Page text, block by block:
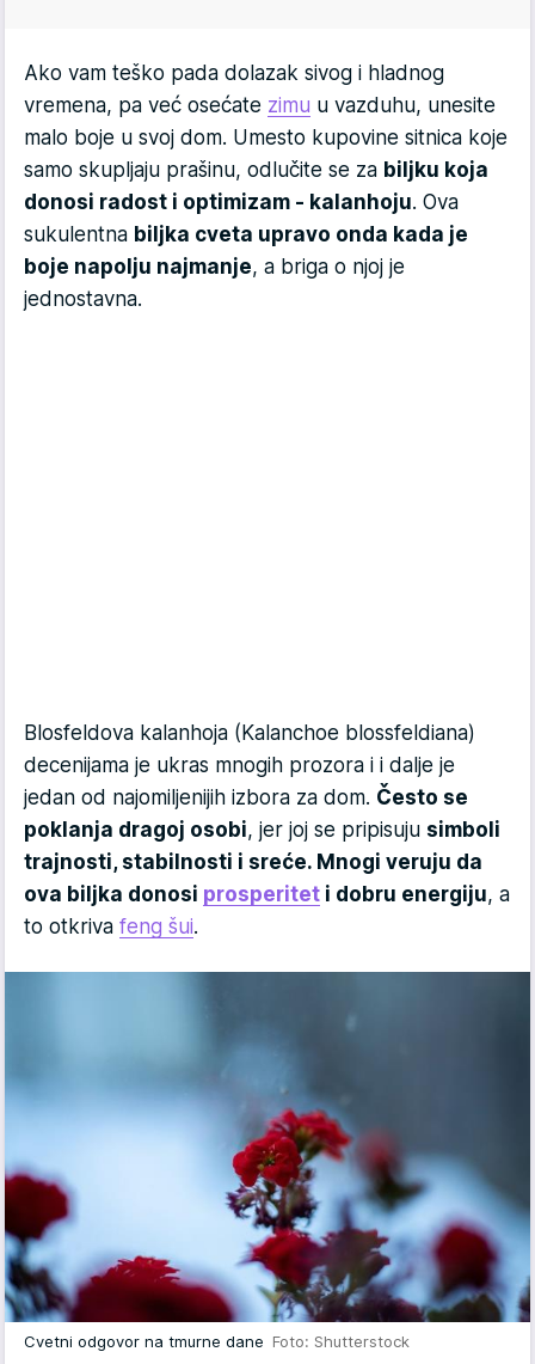
Ako vam teško pada dolazak sivog i hladnog
vremena, pa već osećate zimu u vazduhu, unesite
malo boje u svoj dom. Umesto kupovine sitnica koje
samo skupljaju prašinu, odlučite se za biljku koja
donosi radost i optimizam - kalanhoju. Ova
sukulentna biljka cveta upravo onda kada je
boje napolju najmanje, a briga o njoj je
jednostavna.
Blosfeldova kalanhoja (Kalanchoe blossfeldiana)
decenijama je ukras mnogih prozora i i dalje je
jedan od najomiljenijih izbora za dom. Često se
poklanja dragoj osobi, jer joj se pripisuju simboli
trajnosti, stabilnosti i sreće. Mnogi veruju da
ova biljka donosi prosperitet i dobru energiju, a
to otkriva feng šui.
Cvetni odgovor na tmurne dane Foto: Shutterstock